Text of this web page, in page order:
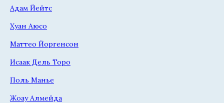
Адам Йейтс
Хуан Аюсо
Маттео Йоргенсон
Исаак Дель Торо
Поль Манье
Жоау Алмейда